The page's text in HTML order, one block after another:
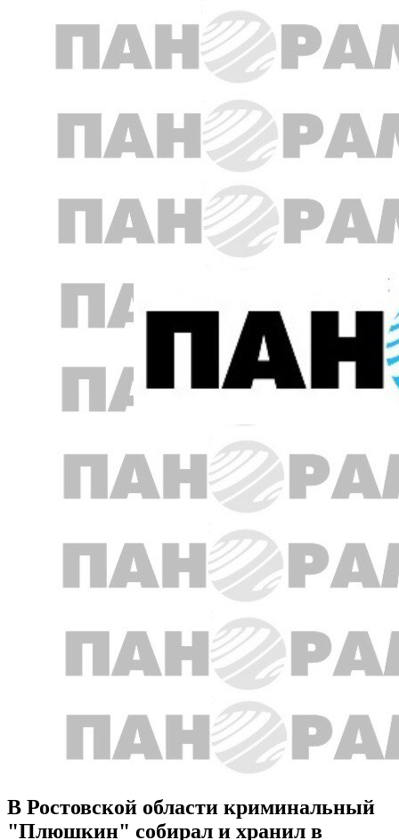
В Ростовской области криминальный
"Плюшкин" собирал и хранил в